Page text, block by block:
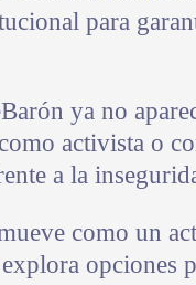
para
ya no
activista o
a la
como un
opciones